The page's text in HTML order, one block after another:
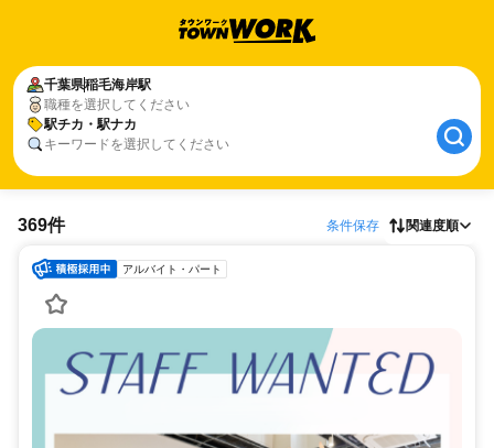
千葉県稲毛海岸駅
職種を選択してください
駅チカ・駅ナカ
キーワードを選択してください
369件 条件保存 関連度順
アルバイト・パート